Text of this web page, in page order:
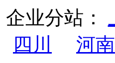
企业分站：
四川
河南